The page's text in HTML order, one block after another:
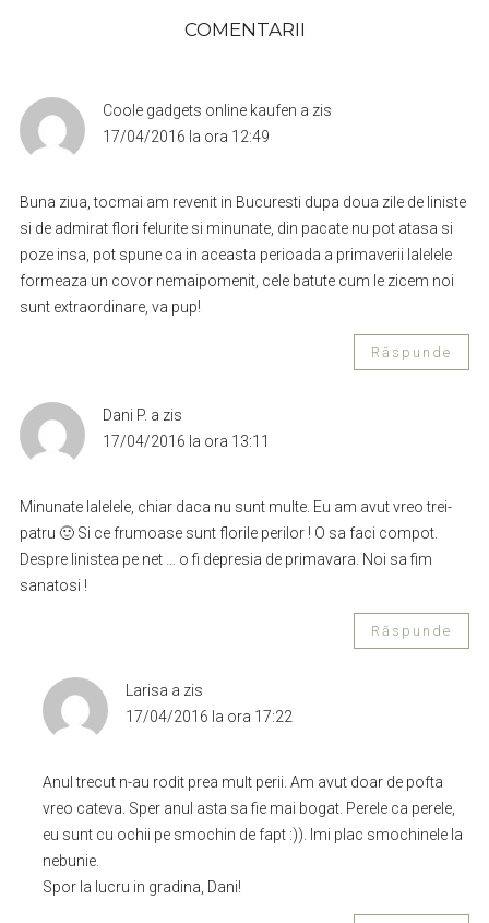
COMENTARII
Coole gadgets online kaufen a zis
17/04/2016 la ora 12:49
Buna ziua, tocmai am revenit in Bucuresti dupa doua zile de liniste
si de admirat flori felurite si minunate, din pacate nu pot atasa si
poze insa, pot spune ca in aceasta perioada a primaverii lalelele
formeaza un covor nemaipomenit, cele batute cum le zicem noi
sunt extraordinare, va pup!
Răspunde
Dani P. a zis
17/04/2016 la ora 13:11
Minunate lalelele, chiar daca nu sunt multe. Eu am avut vreo trei-
patru 🙂 Si ce frumoase sunt florile perilor ! O sa faci compot.
Despre linistea pe net … o fi depresia de primavara. Noi sa fim
sanatosi !
Răspunde
Larisa a zis
17/04/2016 la ora 17:22
Anul trecut n-au rodit prea mult perii. Am avut doar de pofta
vreo cateva. Sper anul asta sa fie mai bogat. Perele ca perele,
eu sunt cu ochii pe smochin de fapt :)). Imi plac smochinele la
nebunie.
Spor la lucru in gradina, Dani!